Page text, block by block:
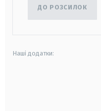
ДО РОЗСИЛОК
Наші додатки: